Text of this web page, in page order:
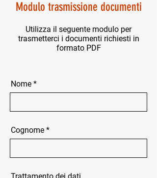
Modulo trasmissione documenti
Utilizza il seguente modulo per
trasmetterci i documenti richiesti in
formato PDF
Nome
Cognome